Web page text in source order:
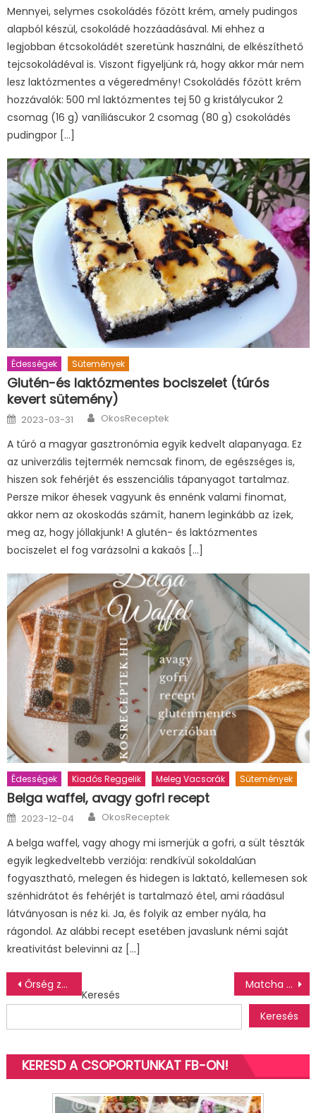
Mennyei, selymes csokoládés főzött krém, amely pudingos
alapból készül, csokoládé hozzáadásával. Mi ehhez a
legjobban étcsokoládét szeretünk használni, de elkészíthető
tejcsokoládéval is. Viszont figyeljünk rá, hogy akkor már nem
lesz laktózmentes a végeredmény! Csokoládés főzött krém
hozzávalók: 500 ml laktózmentes tej 50 g kristálycukor 2
csomag (16 g) vaníliáscukor 2 csomag (80 g) csokoládés
pudingpor […]
Édességek Sütemények
Glutén-és laktózmentes bociszelet (túrós
kevert sütemény)
Posted
on
2023-03-31 Author
OkosReceptek
A túró a magyar gasztronómia egyik kedvelt alapanyaga. Ez
az univerzális tejtermék nemcsak finom, de egészséges is,
hiszen sok fehérjét és esszenciális tápanyagot tartalmaz.
Persze mikor éhesek vagyunk és ennénk valami finomat,
akkor nem az okoskodás számít, hanem leginkább az ízek,
meg az, hogy jóllakjunk! A glutén- és laktózmentes
bociszelet el fog varázsolni a kakaós […]
Édességek Kiadós Reggelik Meleg Vacsorák Sütemények
Belga waffel, avagy gofri recept
Posted
on
2023-12-04 Author
OkosReceptek
A belga waffel, vagy ahogy mi ismerjük a gofri, a sült tészták
egyik legkedveltebb verziója: rendkívül sokoldalúan
fogyasztható, melegen és hidegen is laktató, kellemesen sok
szénhidrátot és fehérjét is tartalmazó étel, ami ráadásul
látványosan is néz ki. Ja, és folyik az ember nyála, ha
rágondol. Az alábbi recept esetében javaslunk némi saját
kreativitást belevinni az […]
Bejegyzés
navigáció
Őrség zöld aranya (2016-os országtorta újragondolása gluténmentesen) Matcha brownie gluténmentesen
Keresés
Keresés
KERESD A CSOPORTUNKAT FB-ON!